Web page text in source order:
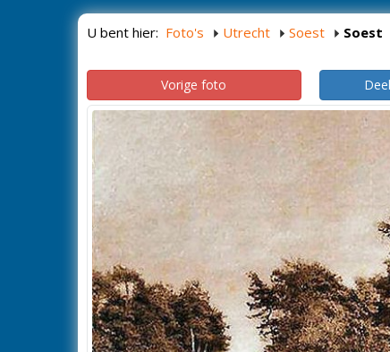
U bent hier: Foto's Utrecht Soest Soest
Vorige foto